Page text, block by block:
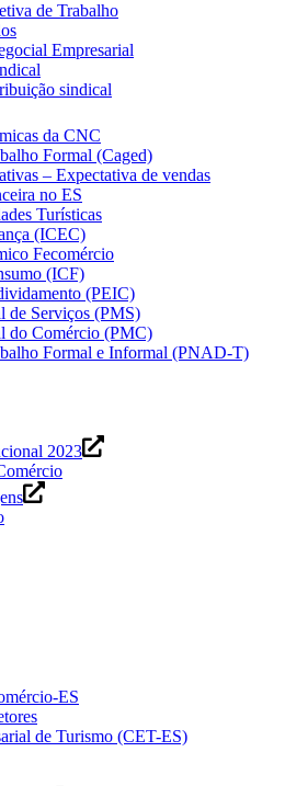
de Trabalho
Empresarial
sindical
da CNC
Formal (Caged)
– Expectativa de vendas
no ES
Turísticas
(ICEC)
Fecomércio
(ICF)
(PEIC)
de Serviços (PMS)
do Comércio (PMC)
Formal e Informal (PNAD-T)
2023
ES
de Turismo (CET-ES)